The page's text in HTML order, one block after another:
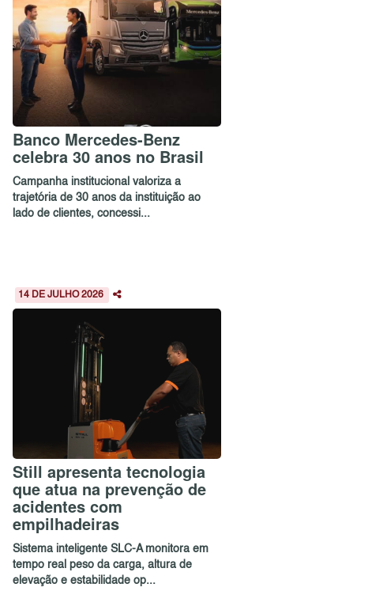
Banco Mercedes-Benz
celebra 30 anos no Brasil
Campanha institucional valoriza a
trajetória de 30 anos da instituição ao
lado de clientes, concessi...
14 DE JULHO 2026
Still apresenta tecnologia
que atua na prevenção de
acidentes com
empilhadeiras
Sistema inteligente SLC-A monitora em
tempo real peso da carga, altura de
elevação e estabilidade op...